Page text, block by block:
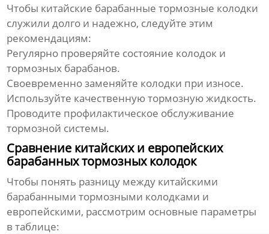
Чтобы китайские барабанные тормозные колодки
служили долго и надежно, следуйте этим
рекомендациям:
Регулярно проверяйте состояние колодок и
тормозных барабанов.
Своевременно заменяйте колодки при износе.
Используйте качественную тормозную жидкость.
Проводите профилактическое обслуживание
тормозной системы.
Сравнение китайских и европейских
барабанных тормозных колодок
Чтобы понять разницу между китайскими
барабанными тормозными колодками и
европейскими, рассмотрим основные параметры
в таблице: